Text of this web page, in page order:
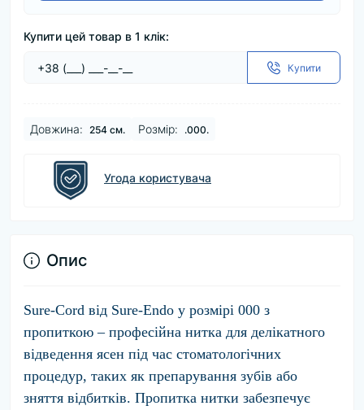
Купити цей товар в 1 клік:
Купити
Довжина: 254 см. Розмір: .000.
Угода користувача
Опис
Sure-Cord від Sure-Endo у розмірі 000 з
пропиткою – професійна нитка для делікатного
відведення ясен під час стоматологічних
процедур, таких як препарування зубів або
зняття відбитків. Пропитка нитки забезпечує